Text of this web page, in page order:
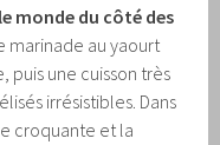
monde du côté des
marinade au yaourt
une cuisson très
irrésistibles. Dans
croquante et la